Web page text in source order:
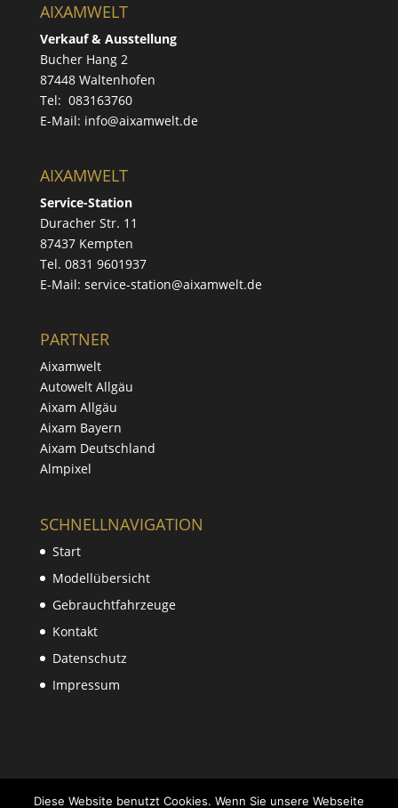
AIXAMWELT
Verkauf & Ausstellung
Bucher Hang 2
87448 Waltenhofen
Tel: 083163760
E-Mail: info@aixamwelt.de
AIXAMWELT
Service-Station
Duracher Str. 11
87437 Kempten
Tel. 0831 9601937
E-Mail: service-station@aixamwelt.de
PARTNER
Aixamwelt
Autowelt Allgäu
Aixam Allgäu
Aixam Bayern
Aixam Deutschland
Almpixel
SCHNELLNAVIGATION
Start
Modellübersicht
Gebrauchtfahrzeuge
Kontakt
Datenschutz
Impressum
Diese Website benutzt Cookies. Wenn Sie unsere Webseite